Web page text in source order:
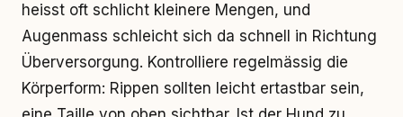
heisst oft schlicht kleinere Mengen, und
Augenmass schleicht sich da schnell in Richtung
Überversorgung. Kontrolliere regelmässig die
Körperform: Rippen sollten leicht ertastbar sein,